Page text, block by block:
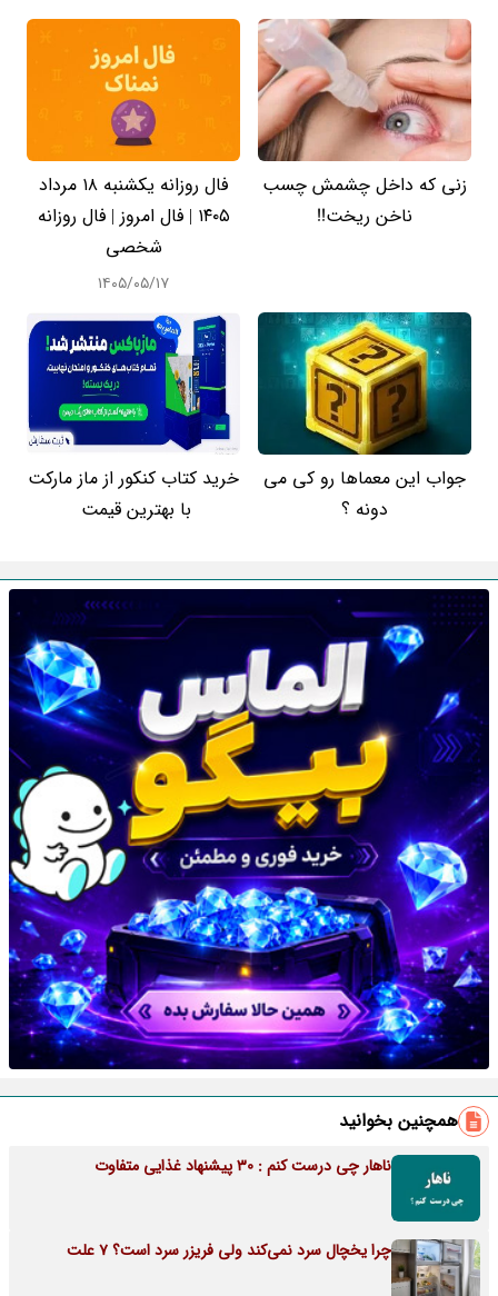
زنی که داخل چشمش چسب
ناخن ریخت!!
فال روزانه یکشنبه ۱۸ مرداد
۱۴۰۵ | فال امروز | فال روزانه
شخصی
۱۴۰۵/۰۵/۱۷
جواب این معماها رو کی می
دونه ؟
خرید کتاب کنکور از ماز مارکت
با بهترین قیمت
همچنین بخوانید
ناهار چی درست کنم : 30 پیشنهاد غذایی متفاوت
چرا یخچال سرد نمی‌کند ولی فریزر سرد است؟ 7 علت